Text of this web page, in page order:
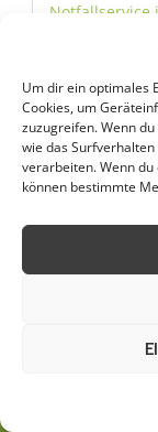
Um dir ein optimales
Cookies, um
zuzugreifen. Wenn
wie das
verarbeiten. Wenn
können bestimmte
Notfallservice
Jetzt